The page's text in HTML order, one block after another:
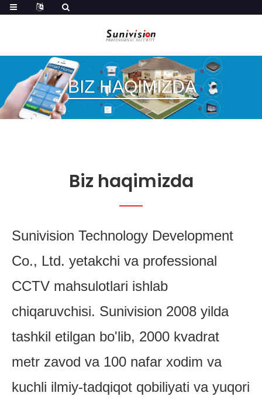
BIZ HAQIMIZDA
Biz haqimizda
Sunivision Technology Development
Co., Ltd. yetakchi va professional
CCTV mahsulotlari ishlab
chiqaruvchisi. Sunivision 2008 yilda
tashkil etilgan bo'lib, 2000 kvadrat
metr zavod va 100 nafar xodim va
kuchli ilmiy-tadqiqot qobiliyati va yuqori